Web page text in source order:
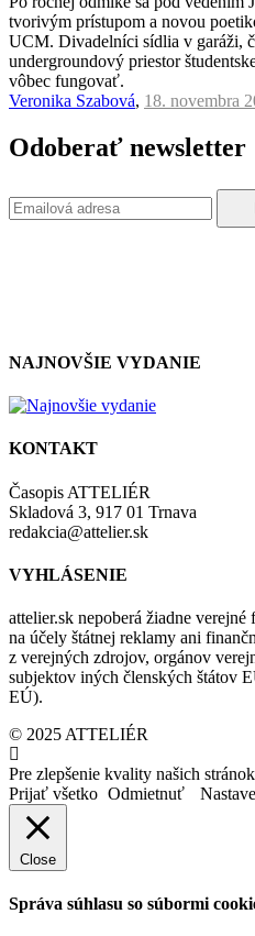
tvorivým prístupom a novou
UCM. Divadelníci sídlia v garáži,
undergroundový priestor
vôbec fungovať.
Veronika Szabová, 18. novembra
Odoberať newsletter
NAJNOVŠIE VYDANIE
KONTAKT
Časopis ATTELIÉR
Skladová 3, 917 01 Trnava
redakcia@attelier.sk
VYHLÁSENIE
attelier.sk nepoberá žiadne
na účely štátnej reklamy ani
z verejných zdrojov, orgánov
subjektov iných členských štátov
EÚ).
© 2025 ATTELIÉR
Pre zlepšenie kvality našich
Prijať všetko Odmietnuť
Close
Správa súhlasu so súbormi